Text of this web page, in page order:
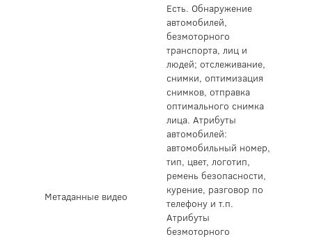
Метаданные видео
Есть. Обнаружение
автомобилей,
безмоторного
транспорта, лиц и
людей; отслеживание,
снимки, оптимизация
снимков, отправка
оптимального снимка
лица. Атрибуты
автомобилей:
автомобильный номер,
тип, цвет, логотип,
ремень безопасности,
курение, разговор по
телефону и т.п.
Атрибуты
безмоторного